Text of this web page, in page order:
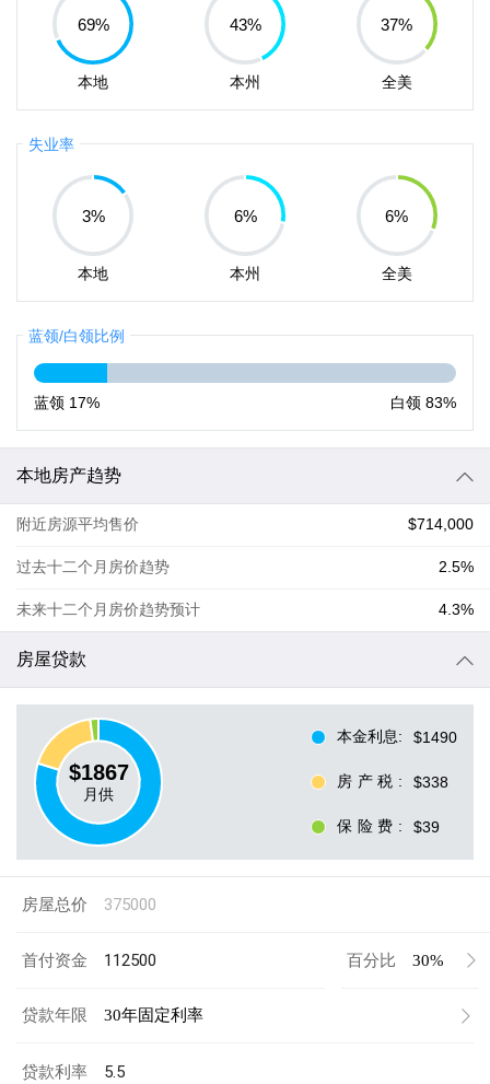
69%
本地
43%
本州
37%
全美
失业率
3%
本地
6%
本州
6%
全美
蓝领/白领比例
蓝领 17% 白领 83%
本地房产趋势
附近房源平均售价 $714,000
过去十二个月房价趋势 2.5%
未来十二个月房价趋势预计 4.3%
房屋贷款
$1867
月供
本金利息: $1490
房产税 : $338
保险费 : $39
房屋总价
首付资金 百分比 30%
贷款年限 30年固定利率
贷款利率